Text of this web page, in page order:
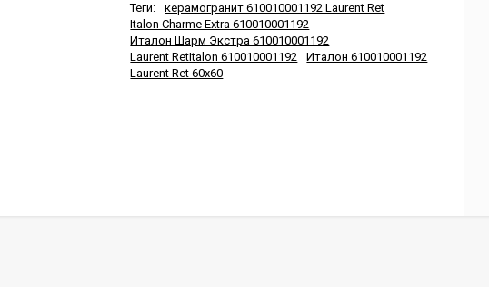
Теги:
керамогранит 610010001192 Laurent Ret
Italon Charme Extra 610010001192
Италон Шарм Экстра 610010001192
Laurent RetItalon 610010001192
Италон 610010001192
Laurent Ret 60x60